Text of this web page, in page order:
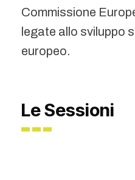
Commissione
legate allo sviluppo
europeo.
Le Sessioni